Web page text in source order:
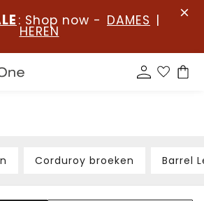
: Shop now - DAMES |
HEREN
Corduroy broeken Barrel